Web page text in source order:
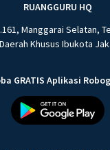
RUANGGURU HQ
Manggarai Selatan,
Khusus Ibukota
GRATIS Aplikasi